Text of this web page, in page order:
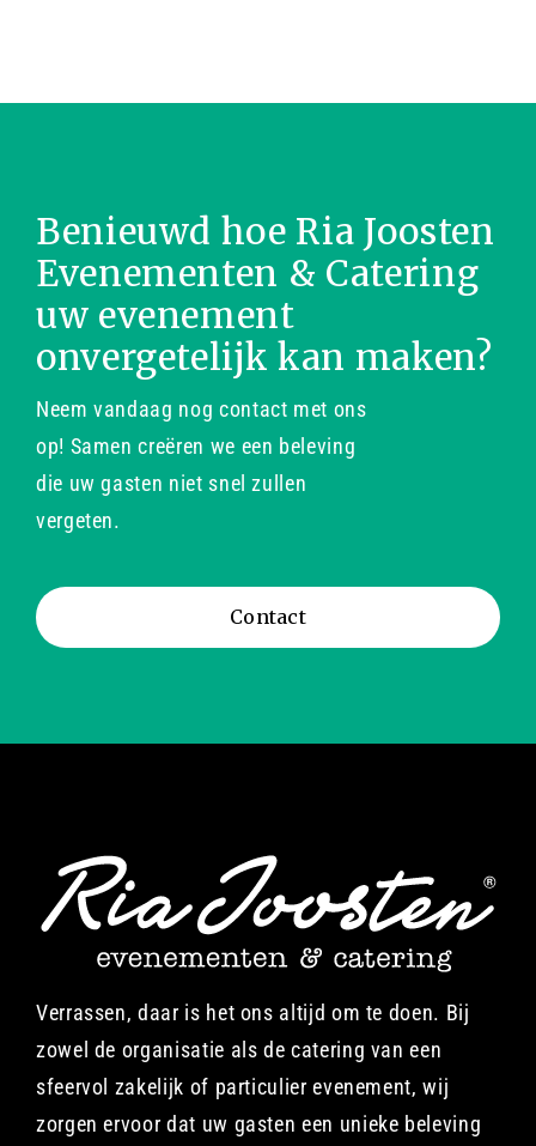
Benieuwd hoe Ria Joosten
Evenementen & Catering
uw evenement
onvergetelijk kan maken?
Neem vandaag nog contact met ons
op! Samen creëren we een beleving
die uw gasten niet snel zullen
vergeten.
Contact
Verrassen, daar is het ons altijd om te doen. Bij
zowel de organisatie als de catering van een
sfeervol zakelijk of particulier evenement, wij
zorgen ervoor dat uw gasten een unieke beleving